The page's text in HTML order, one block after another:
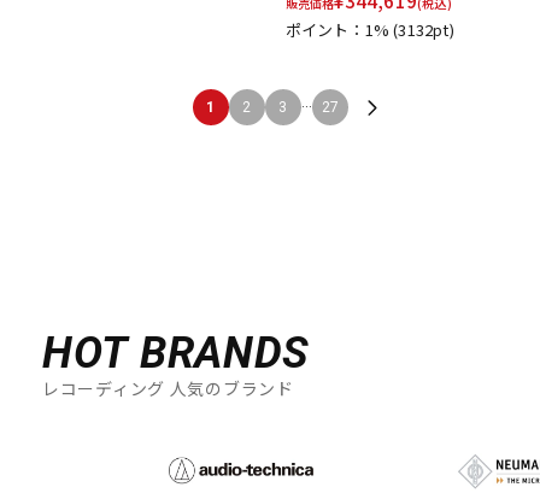
ポイント：1%(3132pt)
1 2 3 ... 27
HOT BRANDS
レコーディング 人気のブランド